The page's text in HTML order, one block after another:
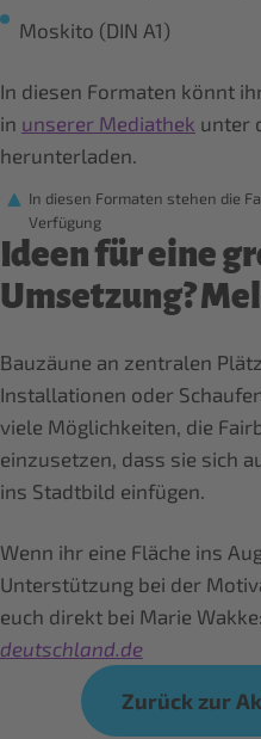
Moskito (DIN A1)
In diesen Formaten könnt
in unserer Mediathek unter
herunterladen.
In diesen Formaten stehen die
Verfügung
Ideen für eine
Umsetzung?
Bauzäune an zentralen
Installationen oder
viele Möglichkeiten, die
einzusetzen, dass sie sich
ins Stadtbild einfügen.
Wenn ihr eine Fläche ins
Unterstützung bei der
euch direkt bei Marie Wakke:
deutschland.de
Zurück zur